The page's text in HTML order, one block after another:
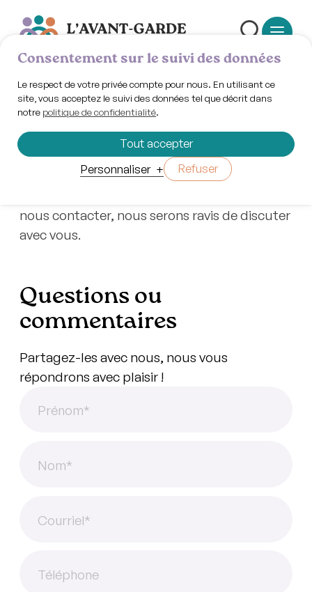
Nous joindre
Nous sommes disponibles pour répondre à
nous contacter, nous serons ravis de discuter
avec vous.
Questions ou
commentaires
Partagez-les avec nous, nous vous
répondrons avec plaisir !
Prénom*
Nom*
Courriel*
Téléphone
Questions
Consentement sur le suivi des données
Le respect de votre privée compte pour nous. En utilisant ce
site, vous acceptez le suivi des données tel que décrit dans
notre politique de confidentialité.
Personnaliser + Refuser
Tout accepter